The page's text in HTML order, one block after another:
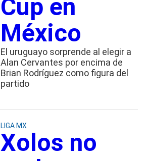
Cup en
México
El uruguayo sorprende al elegir a
Alan Cervantes por encima de
Brian Rodríguez como figura del
partido
LIGA MX
Xolos no